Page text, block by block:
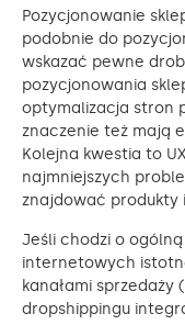
Pozycjonowanie
podobnie do
wskazać pewne
pozycjonowania
optymalizacja stron
znaczenie też mają
Kolejna kwestia to
najmniejszych
znajdować produkty
Jeśli chodzi o
internetowych
kanałami
dropshippingu